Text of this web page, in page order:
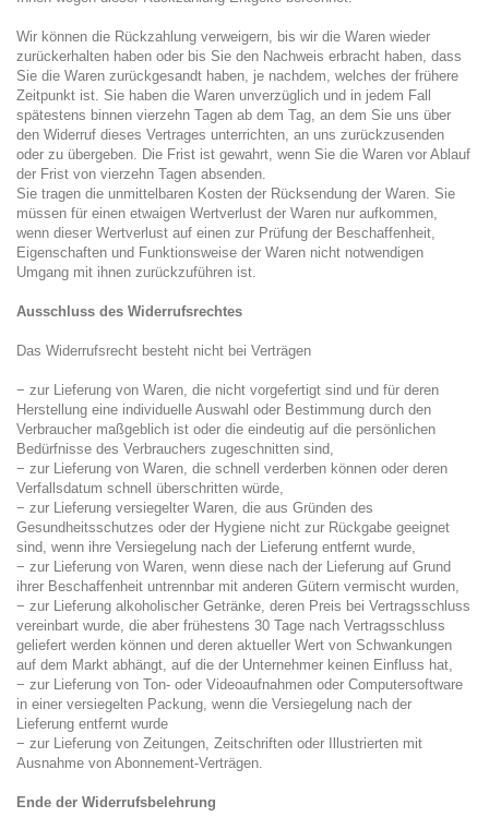
Wir können die Rückzahlung verweigern, bis wir die Waren wieder
zurückerhalten haben oder bis Sie den Nachweis erbracht haben, dass
Sie die Waren zurückgesandt haben, je nachdem, welches der frühere
Zeitpunkt ist. Sie haben die Waren unverzüglich und in jedem Fall
spätestens binnen vierzehn Tagen ab dem Tag, an dem Sie uns über
den Widerruf dieses Vertrages unterrichten, an uns zurückzusenden
oder zu übergeben. Die Frist ist gewahrt, wenn Sie die Waren vor Ablauf
der Frist von vierzehn Tagen absenden.
Sie tragen die unmittelbaren Kosten der Rücksendung der Waren. Sie
müssen für einen etwaigen Wertverlust der Waren nur aufkommen,
wenn dieser Wertverlust auf einen zur Prüfung der Beschaffenheit,
Eigenschaften und Funktionsweise der Waren nicht notwendigen
Umgang mit ihnen zurückzuführen ist.
Ausschluss des Widerrufsrechtes
Das Widerrufsrecht besteht nicht bei Verträgen
− zur Lieferung von Waren, die nicht vorgefertigt sind und für deren
Herstellung eine individuelle Auswahl oder Bestimmung durch den
Verbraucher maßgeblich ist oder die eindeutig auf die persönlichen
Bedürfnisse des Verbrauchers zugeschnitten sind,
− zur Lieferung von Waren, die schnell verderben können oder deren
Verfallsdatum schnell überschritten würde,
− zur Lieferung versiegelter Waren, die aus Gründen des
Gesundheitsschutzes oder der Hygiene nicht zur Rückgabe geeignet
sind, wenn ihre Versiegelung nach der Lieferung entfernt wurde,
− zur Lieferung von Waren, wenn diese nach der Lieferung auf Grund
ihrer Beschaffenheit untrennbar mit anderen Gütern vermischt wurden,
− zur Lieferung alkoholischer Getränke, deren Preis bei Vertragsschluss
vereinbart wurde, die aber frühestens 30 Tage nach Vertragsschluss
geliefert werden können und deren aktueller Wert von Schwankungen
auf dem Markt abhängt, auf die der Unternehmer keinen Einfluss hat,
− zur Lieferung von Ton- oder Videoaufnahmen oder Computersoftware
in einer versiegelten Packung, wenn die Versiegelung nach der
Lieferung entfernt wurde
− zur Lieferung von Zeitungen, Zeitschriften oder Illustrierten mit
Ausnahme von Abonnement-Verträgen.
Ende der Widerrufsbelehrung